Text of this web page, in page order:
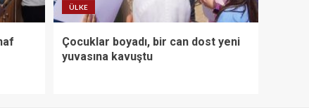
ÜLKE
Çocuklar boyadı, bir can dost yeni
yuvasına kavuştu